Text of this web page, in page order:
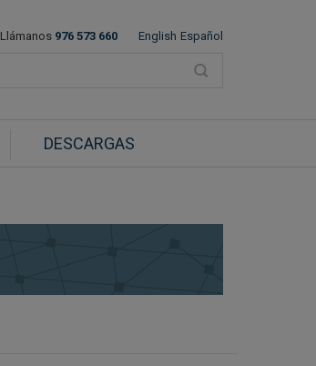
Llámanos 976 573 660 English Español
DESCARGAS